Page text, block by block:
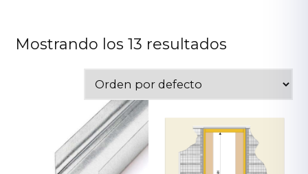
Mostrando los 13 resultados